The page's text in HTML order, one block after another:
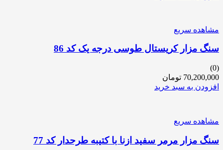
مشاهده سریع
سنگ مزار کریستال طوسی درجه یک کد 86
(0)
70,200,000 تومان
افزودن به سبد خرید
مشاهده سریع
سنگ مزار مرمر سفید ازنا با کتیبه طرحدار کد 77